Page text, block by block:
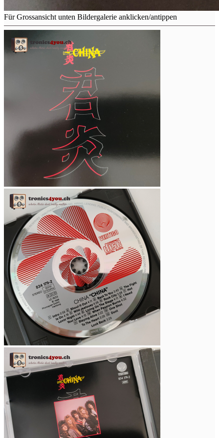
Für Grossansicht unten Bildergalerie anklicken/antippen